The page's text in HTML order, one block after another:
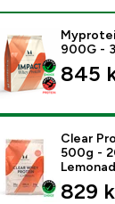
this
900G -
845
this
Clear
500g -
829